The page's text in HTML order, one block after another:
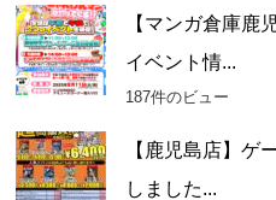
【マンガ倉庫鹿
イベント情...
187件のビュー
【鹿児島店】ゲ
しました...